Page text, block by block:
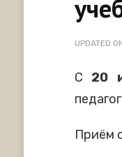
UPDATED
С 20
Приём